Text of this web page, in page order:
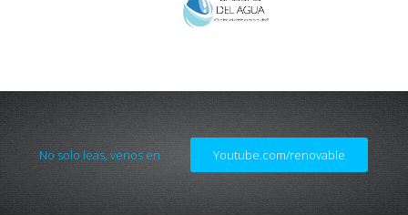
No solo leas, venos en Youtube.com/renovable